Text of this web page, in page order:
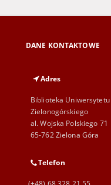
DANE KONTAKTOWE
Adres
Biblioteka Uniwersytetu
Zielonogórskiego
al. Wojska Polskiego 71
65-762 Zielona Góra
Telefon